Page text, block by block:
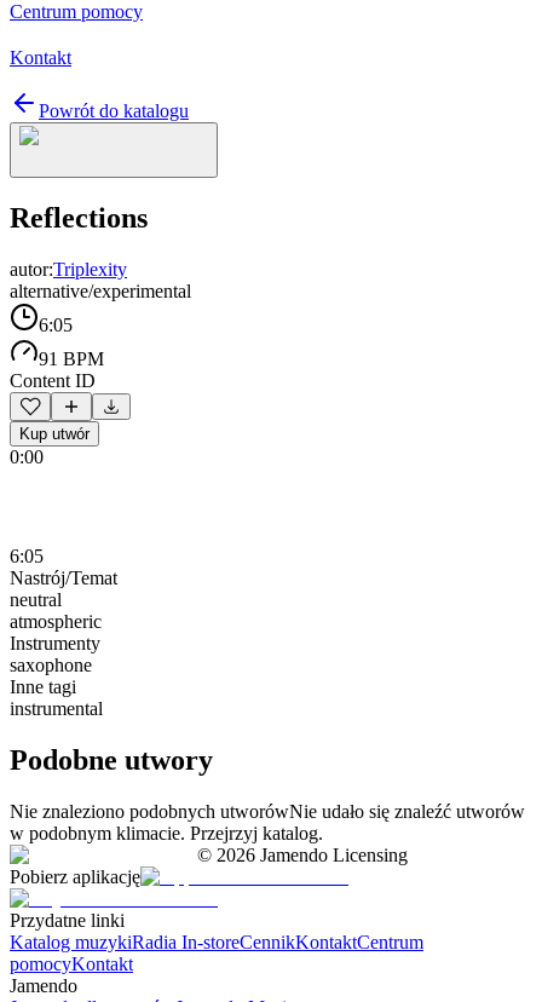
Centrum pomocy
Kontakt
Powrót do katalogu
Reflections
autor:Triplexity
alternative/experimental
6:05
91 BPM
Content ID
Kup utwór
0:00
6:05
Nastrój/Temat
neutral
atmospheric
Instrumenty
saxophone
Inne tagi
instrumental
Podobne utwory
Nie znaleziono podobnych utworówNie udało się znaleźć utworów
w podobnym klimacie. Przejrzyj katalog.
© 2026 Jamendo Licensing
Pobierz aplikację
Przydatne linki
Katalog muzykiRadia In-storeCennikKontaktCentrum
pomocyKontakt
Jamendo